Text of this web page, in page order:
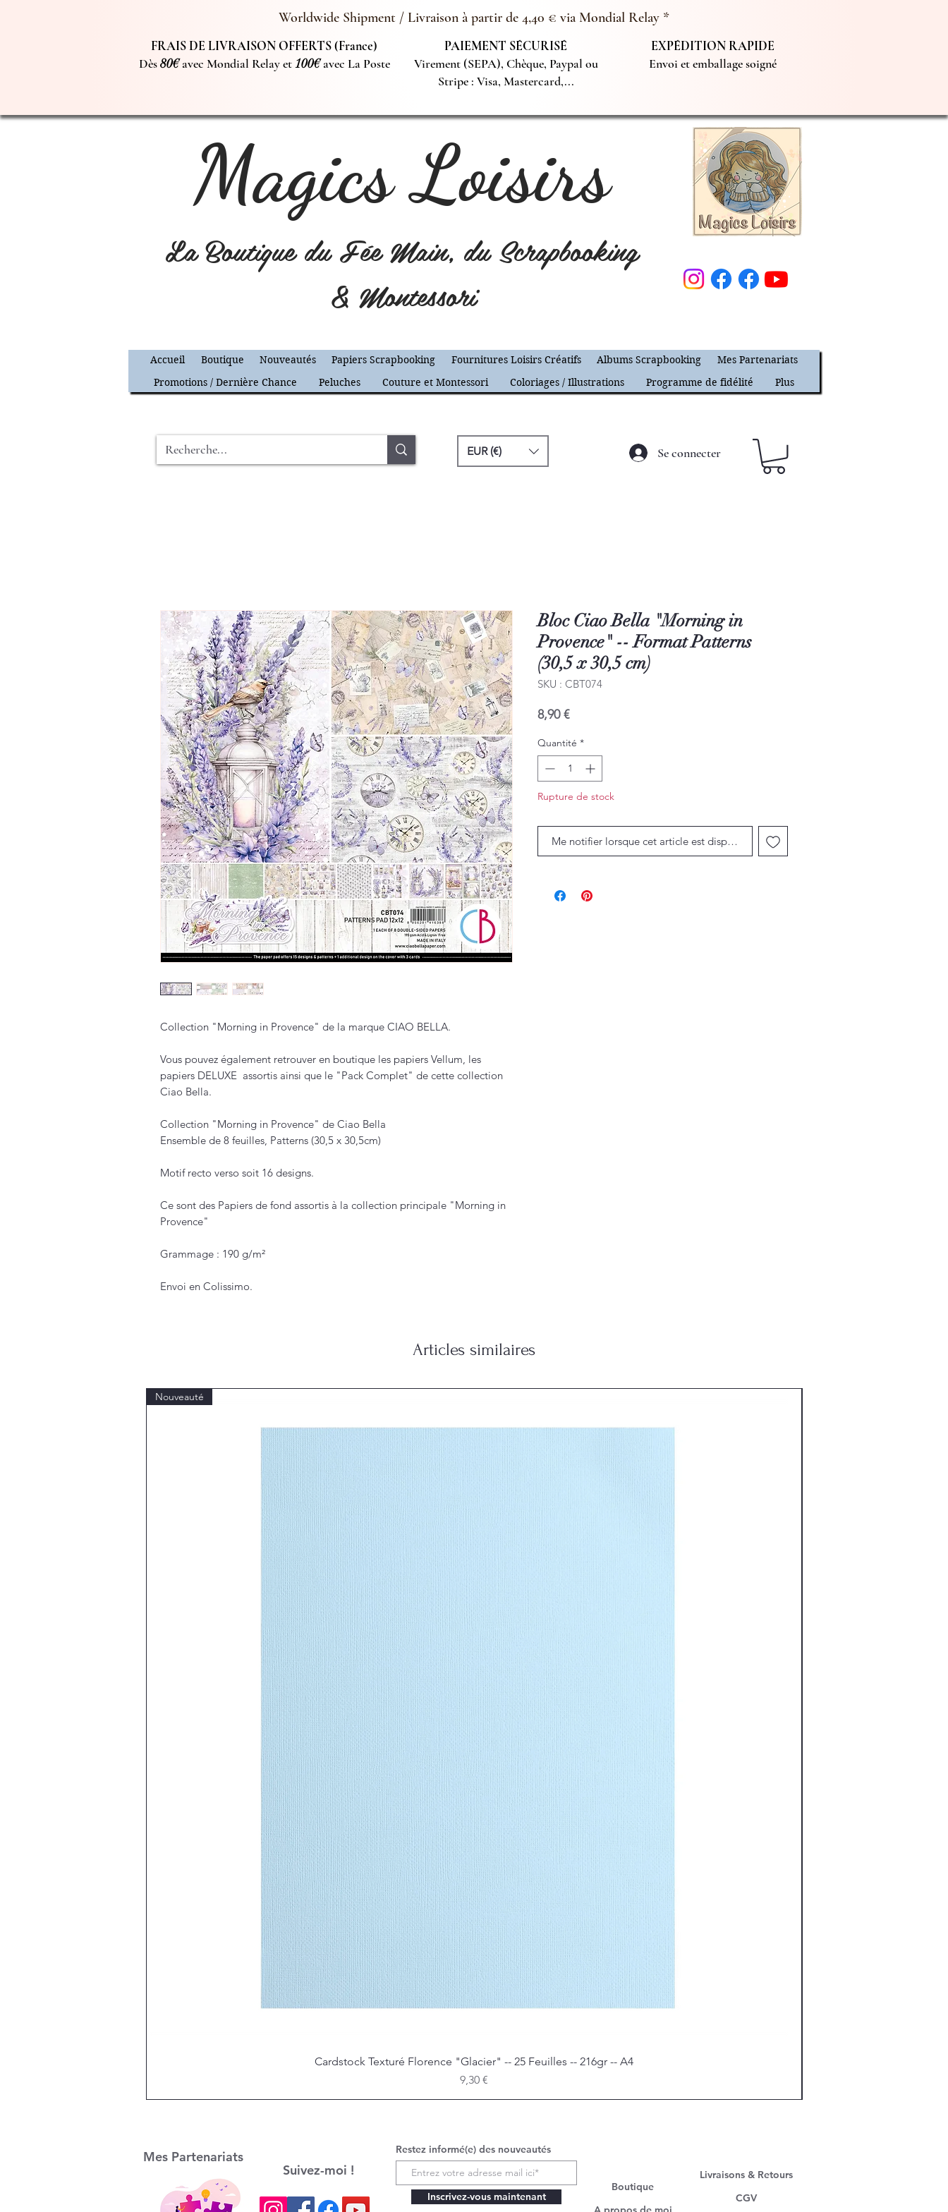
Worldwide Shipment / Livraison à partir de 4,40 € via Mondial Relay *
FRAIS DE LIVRAISON OFFERTS (France)
Dès80€avec Mondial Relay et100€avec La Poste
PAIEMENT SÉCURISÉ
Virement (SEPA), Chèque, Paypal ou
Stripe : Visa, Mastercard,...
EXPÉDITION RAPIDE
Envoi et emballage soigné
Magics Loisirs
La Boutique du Fée Main, du Scrapbooking
& Montessori
Accueil Boutique Nouveautés Papiers Scrapbooking Fournitures Loisirs Créatifs Albums Scrapbooking
Mes Partenariats
Promotions / Dernière Chance
Peluches Couture et Montessori Coloriages / Illustrations Programme de fidélité Plus
EUR (€) Se connecter
Collection "Morning in Provence" de la marque CIAO BELLA.
Vous pouvez également retrouver en boutique les papiers Vellum, les
papiers DELUXE assortis ainsi que le "Pack Complet" de cette collection
Ciao Bella.
Collection "Morning in Provence" de Ciao Bella
Ensemble de 8 feuilles, Patterns (30,5 x 30,5cm)
Motif recto verso soit 16 designs.
Ce sont des Papiers de fond assortis à la collection principale "Morning in
Provence"
Grammage : 190 g/m²
Envoi en Colissimo.
Bloc Ciao Bella "Morning in
Provence" -- Format Patterns
(30,5 x 30,5 cm)
SKU : CBT074
8,90 €Prix
Quantité *
Rupture de stock
Me notifier lorsque cet article est disponible
Articles similaires
Aperçu rapide
Nouveauté
Cardstock Texturé Florence "Glacier" -- 25 Feuilles -- 216gr -- A4
Prix
9,30 €
Mes Partenariats Restez informé(e) des nouveautés
Inscrivez-vous maintenant
Suivez-moi !
Boutique
Livraisons & Retours
CGV